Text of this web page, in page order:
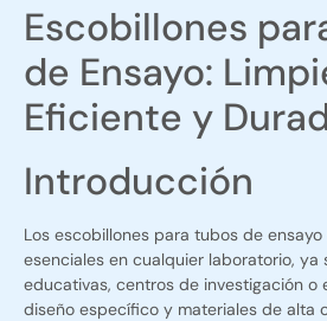
Escobillones
de Ensayo:
Eficiente y
Introducción
Los escobillones para tubos de
esenciales en cualquier laboratorio, ya
educativas, centros de investigación o
diseño específico y materiales de alta